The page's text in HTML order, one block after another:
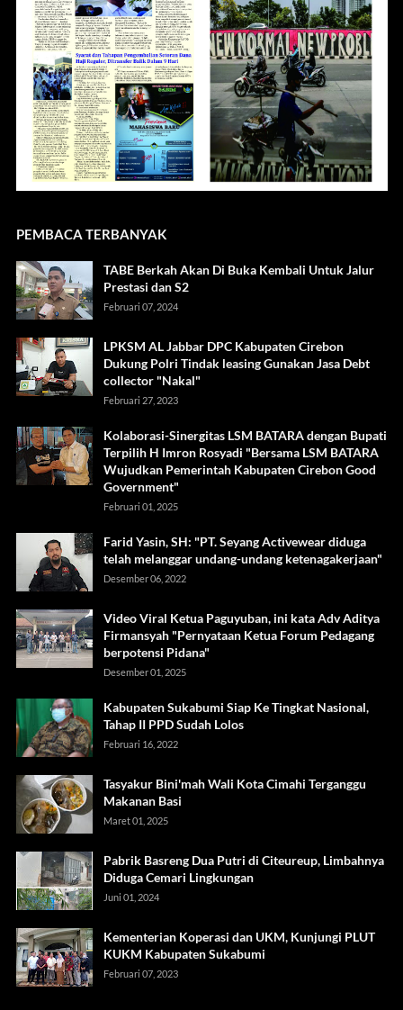
PEMBACA TERBANYAK
TABE Berkah Akan Di Buka Kembali Untuk Jalur
Prestasi dan S2
Februari 07, 2024
LPKSM AL Jabbar DPC Kabupaten Cirebon
Dukung Polri Tindak leasing Gunakan Jasa Debt
collector "Nakal"
Februari 27, 2023
Kolaborasi-Sinergitas LSM BATARA dengan Bupati
Terpilih H Imron Rosyadi "Bersama LSM BATARA
Wujudkan Pemerintah Kabupaten Cirebon Good
Government"
Februari 01, 2025
Farid Yasin, SH: "PT. Seyang Activewear diduga
telah melanggar undang-undang ketenagakerjaan"
Desember 06, 2022
Video Viral Ketua Paguyuban, ini kata Adv Aditya
Firmansyah "Pernyataan Ketua Forum Pedagang
berpotensi Pidana"
Desember 01, 2025
Kabupaten Sukabumi Siap Ke Tingkat Nasional,
Tahap II PPD Sudah Lolos
Februari 16, 2022
Tasyakur Bini'mah Wali Kota Cimahi Terganggu
Makanan Basi
Maret 01, 2025
Pabrik Basreng Dua Putri di Citeureup, Limbahnya
Diduga Cemari Lingkungan
Juni 01, 2024
Kementerian Koperasi dan UKM, Kunjungi PLUT
KUKM Kabupaten Sukabumi
Februari 07, 2023